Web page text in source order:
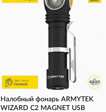
Налобный фонарь ARMYTEK
WIZARD C2 MAGNET USB